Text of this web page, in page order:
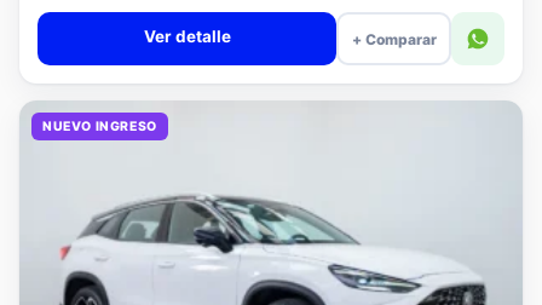
Valor cuota $347.935
+ Comparar